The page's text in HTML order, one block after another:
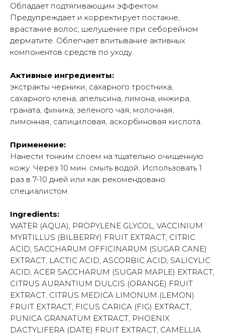
Обладает подтягивающим эффектом.
Предупреждает и корректирует постакне,
врастание волос, шелушение при себорейном
дерматите. Облегчает впитывание активных
компонентов средств по уходу.
Активные ингредиенты:
экстракты черники, сахарного тростника,
сахарного клена, апельсина, лимона, инжира,
граната, финика, зеленого чая, молочная,
лимонная, салициловая, аскорбиновая кислота.
Применение:
Нанести тонким слоем на тщательно очищенную
кожу. Через 10 мин. смыть водой. Использовать 1
раз в 7-10 дней или как рекомендовано
специалистом.
Ingredients:
WATER (AQUA), PROPYLENE GLYCOL, VACCINIUM
MYRTILLUS (BILBERRY) FRUIT EXTRACT, CITRIC
ACID, SACCHARUM OFFICINARUM (SUGAR CANE)
EXTRACT, LACTIC ACID, ASCORBIC ACID, SALICYLIC
ACID, ACER SACCHARUM (SUGAR MAPLE) EXTRACT,
CITRUS AURANTIUM DULCIS (ORANGE) FRUIT
EXTRACT, CITRUS MEDICA LIMONUM (LEMON)
FRUIT EXTRACT, FICUS CARICA (FIG) EXTRACT,
PUNICA GRANATUM EXTRACT, PHOENIX
DACTYLIFERA (DATE) FRUIT EXTRACT, CAMELLIA